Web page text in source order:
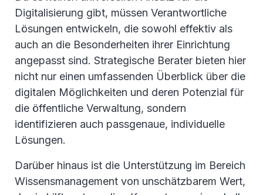
Digitalisierung gibt, müssen Verantwortliche
Lösungen entwickeln, die sowohl effektiv als
auch an die Besonderheiten ihrer Einrichtung
angepasst sind. Strategische Berater bieten hier
nicht nur einen umfassenden Überblick über die
digitalen Möglichkeiten und deren Potenzial für
die öffentliche Verwaltung, sondern
identifizieren auch passgenaue, individuelle
Lösungen.
Darüber hinaus ist die Unterstützung im Bereich
Wissensmanagement von unschätzbarem Wert,